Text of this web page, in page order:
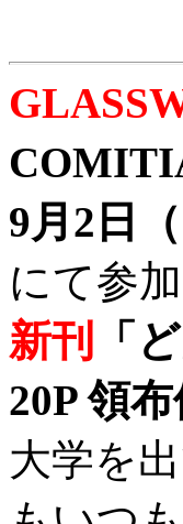
9月2日
にて参
新刊
「
20P 領
大学を